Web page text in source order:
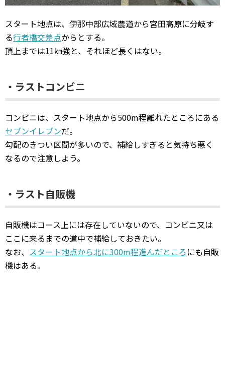
スタート地点は、伊那中部広域農道から宮田高原に分岐す
る行者橋交差点からとする。
頂上までは11㎞強と、それほど長くはない。
・ラストコンビニ
コンビニは、スタート地点から500m程離れたところにある
セブンイレブンだ。
勾配のきつい区間が多いので、補給しすぎると気持ち悪く
なるので注意しよう。
・ラスト自販機
自販機はコース上には存在していないので、コンビニ又は
ここに来るまでの道中で補給しておきたい。
なお、 スタート地点から北に300m程進んだところにも自販
機はある。